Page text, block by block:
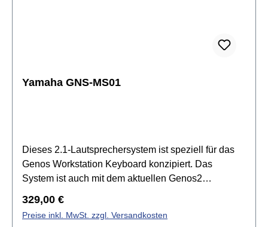
Yamaha GNS-MS01
Dieses 2.1-Lautsprechersystem ist speziell für das
Genos Workstation Keyboard konzipiert. Das
System ist auch mit dem aktuellen Genos2
Satellitenlautsprecher1x 40W SubwooferGewicht:
Satelliten je 1,1 kg, Subwoofer 6,5 kg
Regulärer Preis:
329,00 €
Preise inkl. MwSt. zzgl. Versandkosten